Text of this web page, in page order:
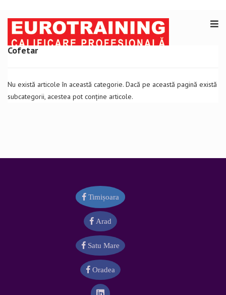
Cofetar
Nu există articole în această categorie. Dacă pe această pagină există
subcategorii, acestea pot conține articole.
Timișoara
Arad
Satu Mare
Oradea